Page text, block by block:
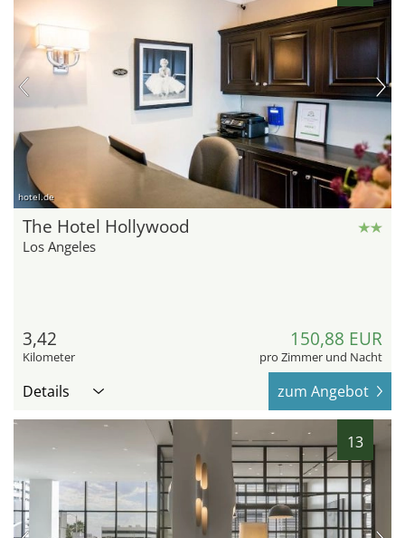
hotel.de
The Hotel Hollywood
Los Angeles
3,42
Kilometer
150,88 EUR
pro Zimmer und Nacht
Details zum Angebot
13